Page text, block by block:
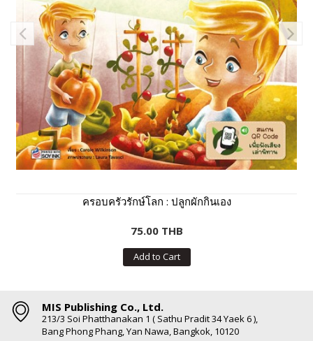
ครอบครัวรักษ์โลก : ปลูกผักกินเอง
75.00 THB
Add to Cart
MIS Publishing Co., Ltd.
213/3 Soi Phatthanakan 1 ( Sathu Pradit 34 Yaek 6 ),
Bang Phong Phang, Yan Nawa, Bangkok, 10120